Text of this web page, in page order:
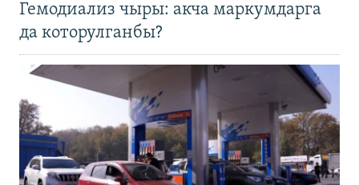
Гемодиализ чыры: акча маркумдарга
да которулганбы?